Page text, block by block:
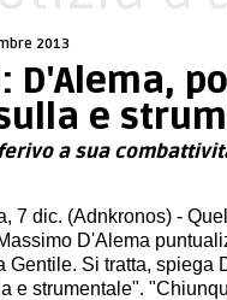
2013
D'Alema,
e
a sua
7 dic. (Adnkronos) -
D'Alema
Gentile. Si tratta, spiega
e strumentale".